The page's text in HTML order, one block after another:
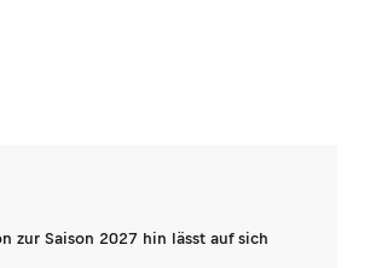
zur Saison 2027 hin lässt auf sich